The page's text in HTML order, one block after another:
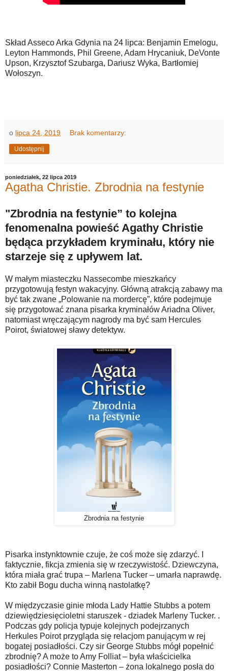
Skład Asseco Arka Gdynia na 24 lipca: Benjamin Emelogu,
Leyton Hammonds, Phil Greene, Adam Hrycaniuk, DeVonte
Upson, Krzysztof Szubarga, Dariusz Wyka, Bartłomiej
Wołoszyn.
o lipca 24, 2019 Brak komentarzy:
Udostępnij
poniedziałek, 22 lipca 2019
Agatha Christie. Zbrodnia na festynie
"Zbrodnia na festynie” to kolejna
fenomenalna powieść Agathy Christie
będąca przykładem kryminału, który nie
starzeje się z upływem lat.
W małym miasteczku Nassecombe mieszkańcy
przygotowują festyn wakacyjny. Główną atrakcją zabawy ma
być tak zwane „Polowanie na mordercę”, które podejmuje
się przygotować znana pisarka kryminałów Ariadna Oliver,
natomiast wręczającym nagrody ma być sam Hercules
Poirot, światowej sławy detektyw.
Zbrodnia na festynie
Pisarka instynktownie czuje, że coś może się zdarzyć. I
faktycznie, fikcja zmienia się w rzeczywistość. Dziewczyna,
która miała grać trupa – Marlena Tucker – umarła naprawdę.
Kto zabił Bogu ducha winną nastolatkę?
W międzyczasie ginie młoda Lady Hattie Stubbs a potem
dziewiędziesięcioletni staruszek - dziadek Marleny Tucker. .
Podczas gdy policja typuje kolejnych podejrzanych
Herkules Poirot przygląda się relacjom panującym w rej
bogatej posiadłości. Czy sir George Stubbs mógł popełnić
zbrodnię? A może to Amy Folliat – była właścicielka
posiadłości? Connie Masterton – żona lokalnego posła do